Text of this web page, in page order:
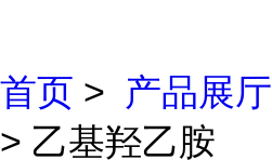
首页 > 产品展厅
> 乙基羟乙胺